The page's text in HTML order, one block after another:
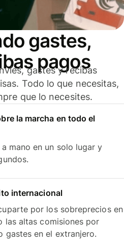
gastes,
pagos
gastes y recibas
Todo lo que necesitas,
que lo necesites.
la marcha en todo el
mano en un solo lugar y
internacional
por los sobreprecios en
las altas comisiones por
gastes en el extranjero.